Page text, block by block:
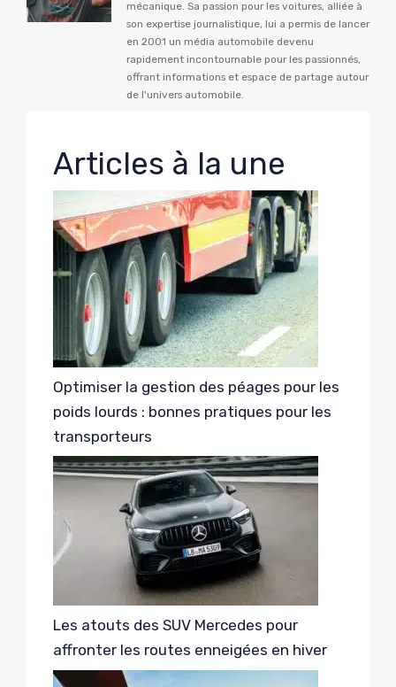
mécanique. Sa passion pour les voitures, alliée à
son expertise journalistique, lui a permis de lancer
en 2001 un média automobile devenu
rapidement incontournable pour les passionnés,
offrant informations et espace de partage autour
de l'univers automobile.
Articles à la une
Optimiser la gestion des péages pour les
poids lourds : bonnes pratiques pour les
transporteurs
Les atouts des SUV Mercedes pour
affronter les routes enneigées en hiver